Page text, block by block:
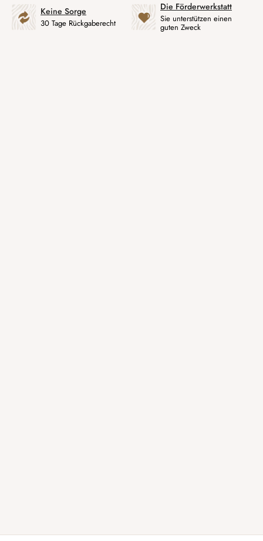
Keine Sorge
30 Tage Rückgaberecht
Die Förderwerkstatt
Sie unterstützen einen
guten Zweck